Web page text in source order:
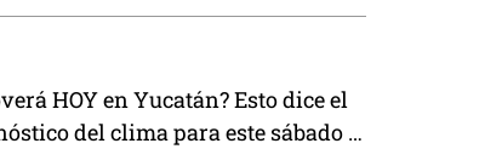
HOY en Yucatán? Esto dice el
del clima para este sábado 8